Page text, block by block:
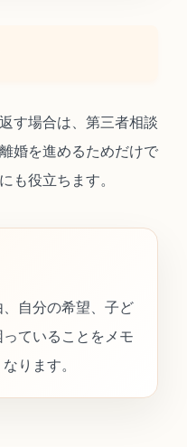
す場合は、第三者相談
婚を進めるためだけで
も役立ちます。
自分の希望、子ど
ていることをメモ
ります。